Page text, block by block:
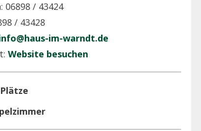
06898 / 43424
/ 43428
im-warndt.de
Website besuchen